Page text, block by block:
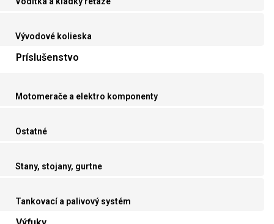
Vývodové kolieska
Príslušenstvo
Motomerače a elektro komponenty
Ostatné
Stany, stojany, gurtne
Tankovací a palivový systém